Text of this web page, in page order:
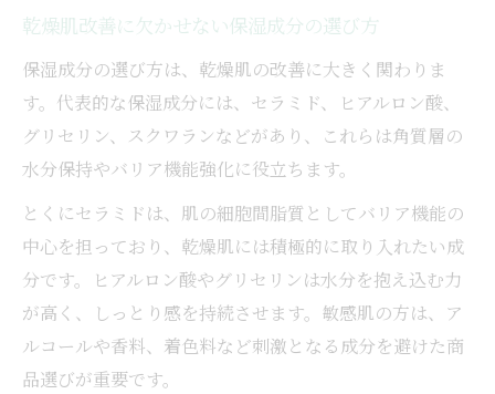
秘訣
毎日のケアで目指す透明感あふれる美肌
乾燥肌改善を実感する毎日のスキンケア術
乾燥肌改善と透明感アップを叶える習慣作
り
乾燥肌を内側から変える日常生活のポイン
ト
乾燥肌改善のための紫外線対策とその重要
性
乾燥肌改善を長続きさせるセルフチェック
乾燥肌改善に欠かせない保湿成分の選び方
保湿成分の選び方は、乾燥肌の改善に大きく関わりま
す。代表的な保湿成分には、セラミド、ヒアルロン酸、
グリセリン、スクワランなどがあり、これらは角質層の
水分保持やバリア機能強化に役立ちます。
とくにセラミドは、肌の細胞間脂質としてバリア機能の
中心を担っており、乾燥肌には積極的に取り入れたい成
分です。ヒアルロン酸やグリセリンは水分を抱え込む力
が高く、しっとり感を持続させます。敏感肌の方は、ア
ルコールや香料、着色料など刺激となる成分を避けた商
品選びが重要です。